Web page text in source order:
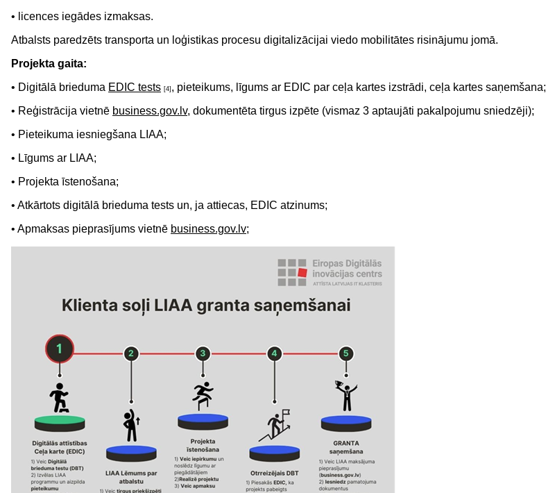
• licences iegādes izmaksas.
Atbalsts paredzēts transporta un loģistikas procesu digitalizācijai viedo mobilitātes risinājumu jomā.
Projekta gaita:
• Digitālā brieduma EDIC tests [4] , pieteikums, līgums ar EDIC par ceļa kartes izstrādi, ceļa kartes saņemšana;
• Reģistrācija vietnē business.gov.lv, dokumentēta tirgus izpēte (vismaz 3 aptaujāti pakalpojumu sniedzēji);
• Pieteikuma iesniegšana LIAA;
• Līgums ar LIAA;
• Projekta īstenošana;
• Atkārtots digitālā brieduma tests un, ja attiecas, EDIC atzinums;
• Apmaksas pieprasījums vietnē business.gov.lv;